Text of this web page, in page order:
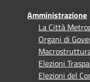
Amministrazione
La Città
Organi di
Elezioni
Elezioni del